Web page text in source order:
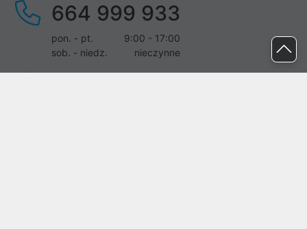
664 999 933
pon. - pt.
9:00 - 17:00
sob. - niedz.
nieczynne